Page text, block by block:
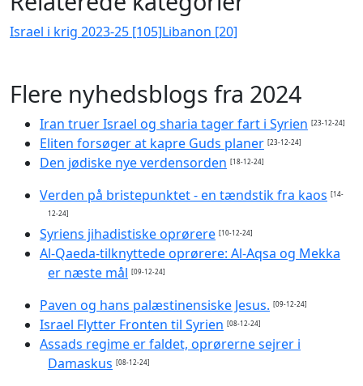
Israel i krig 2023-25 [105]Libanon [20]
Flere nyhedsblogs fra 2024
Iran truer Israel og sharia tager fart i Syrien [23-12-24]
Eliten forsøger at kapre Guds planer [23-12-24]
Den jødiske nye verdensorden [18-12-24]
Verden på bristepunktet - en tændstik fra kaos [14-
12-24]
Syriens jihadistiske oprørere [10-12-24]
Al-Qaeda-tilknyttede oprørere: Al-Aqsa og Mekka
er næste mål [09-12-24]
Paven og hans palæstinensiske Jesus. [09-12-24]
Israel Flytter Fronten til Syrien [08-12-24]
Assads regime er faldet, oprørerne sejrer i
Damaskus [08-12-24]